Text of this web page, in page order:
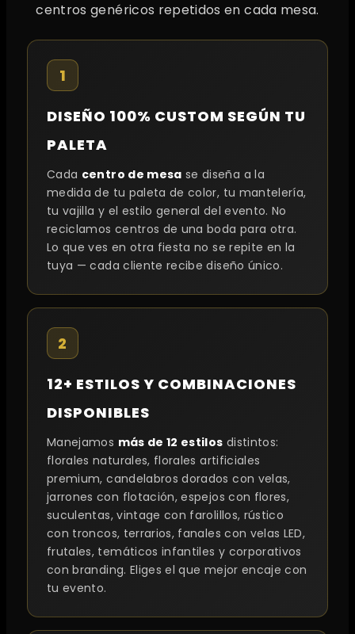
centros genéricos repetidos en cada mesa.
1
DISEÑO 100% CUSTOM SEGÚN TU
PALETA
Cada centro de mesa se diseña a la
medida de tu paleta de color, tu mantelería,
tu vajilla y el estilo general del evento. No
reciclamos centros de una boda para otra.
Lo que ves en otra fiesta no se repite en la
tuya — cada cliente recibe diseño único.
2
12+ ESTILOS Y COMBINACIONES
DISPONIBLES
Manejamos más de 12 estilos distintos:
florales naturales, florales artificiales
premium, candelabros dorados con velas,
jarrones con flotación, espejos con flores,
suculentas, vintage con farolillos, rústico
con troncos, terrarios, fanales con velas LED,
frutales, temáticos infantiles y corporativos
con branding. Eliges el que mejor encaje con
tu evento.